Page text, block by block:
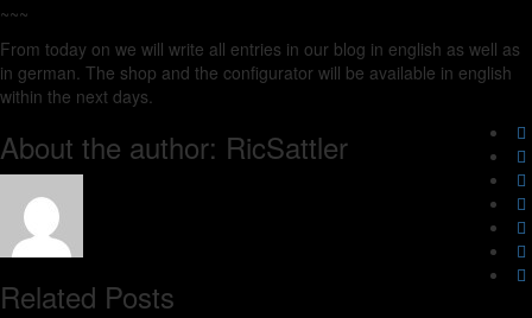
~~~
From today on we will write all entries in our blog in english as well as
in german. The shop and the configurator will be available in english
within the next days.
About the author: RicSattler
Related Posts